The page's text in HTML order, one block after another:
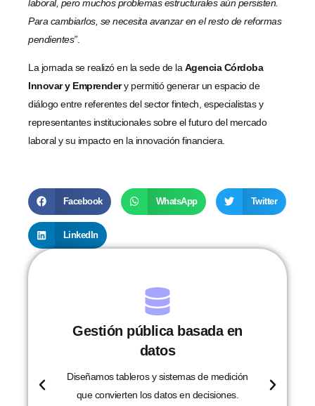
laboral, pero muchos problemas estructurales aún persisten.
Para cambiarlos, se necesita avanzar en el resto de reformas
pendientes”.
La jornada se realizó en la sede de la Agencia Córdoba
Innovar y Emprendery permitió generar un espacio de
diálogo entre referentes del sector fintech, especialistas y
representantes institucionales sobre el futuro del mercado
laboral y su impacto en la innovación financiera.
Facebook WhatsApp Twitter
LinkedIn
Gestión pública basada en
datos
Diseñamos tableros y sistemas de medición
que convierten los datos en decisiones.